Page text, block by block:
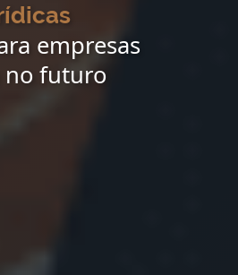
empresas
no futuro